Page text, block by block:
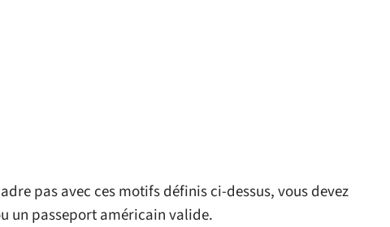
pas avec ces motifs définis ci-dessus, vous devez
un passeport américain valide.